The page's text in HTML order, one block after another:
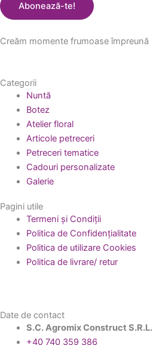
Abonează-te!
Creăm momente frumoase împreună
Categorii
Nuntă
Botez
Atelier floral
Articole petreceri
Petreceri tematice
Cadouri personalizate
Galerie
Pagini utile
Termeni și Condiții
Politica de Confidențialitate
Politica de utilizare Cookies
Politica de livrare/ retur
Date de contact
S.C. Agromix Construct S.R.L.
+40 740 359 386